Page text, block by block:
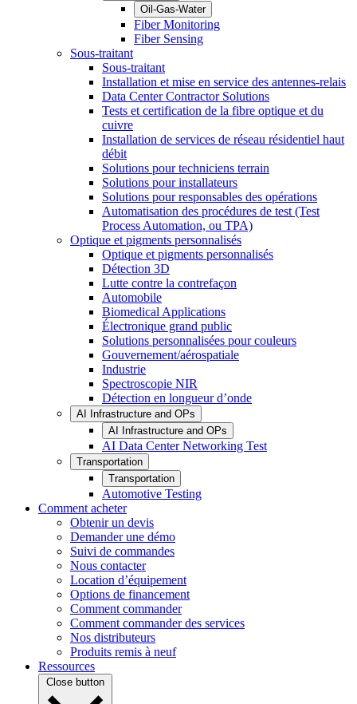
Oil-Gas-Water
Fiber Monitoring
Fiber Sensing
Sous-traitant
Sous-traitant
Installation et mise en service des antennes-relais
Data Center Contractor Solutions
Tests et certification de la fibre optique et du
cuivre
Installation de services de réseau résidentiel haut
débit
Solutions pour techniciens terrain
Solutions pour installateurs
Solutions pour responsables des opérations
Automatisation des procédures de test (Test
Process Automation, ou TPA)
Optique et pigments personnalisés
Optique et pigments personnalisés
Détection 3D
Lutte contre la contrefaçon
Automobile
Biomedical Applications
Électronique grand public
Solutions personnalisées pour couleurs
Gouvernement/aérospatiale
Industrie
Spectroscopie NIR
Détection en longueur d’onde
AI Infrastructure and OPs
AI Infrastructure and OPs
AI Data Center Networking Test
Transportation
Transportation
Automotive Testing
Comment acheter
Obtenir un devis
Demander une démo
Suivi de commandes
Nous contacter
Location d’équipement
Options de financement
Comment commander
Comment commander des services
Nos distributeurs
Produits remis à neuf
Ressources
Close button